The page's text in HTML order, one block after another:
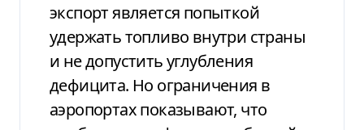
экспорт является попыткой
удержать топливо внутри страны
и не допустить углубления
дефицита. Но ограничения в
аэропортах показывают, что